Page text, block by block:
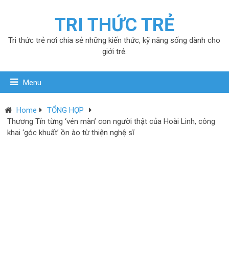
TRI THỨC TRẺ
Tri thức trẻ nơi chia sẻ những kiến thức, kỹ năng sống dành cho
giới trẻ.
Menu
Home
TỔNG HỢP
Thương Tín từng ‘vén màn’ con người thật của Hoài Linh, công
khai ‘góc khuất’ ồn ào từ thiện nghệ sĩ